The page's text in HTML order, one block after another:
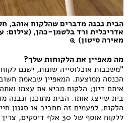
הבית נבנה מדברים שהלקוח אוהב,
אדריכלית ורד בלטמן-כהן, (צילום:
מאירה סיטון)
מה מאפיין את הלקוחות שלך?
"משכבות אוכלוסייה שונות, ישנם
הכנסה ממוצעת. המאפיין שבאמת
איתם דיון; הלקוח מביא את עצמו
בית שייצג אותו. הבית מתוכנן ונבנה
הלקוח, לפעמים זה תחביב או סגנון
ללקוח אוסף של 30 אלף